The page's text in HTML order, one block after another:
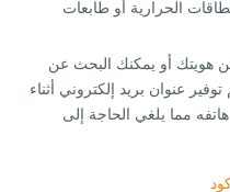
الحرارية أو طابعات
هويتك أو يمكنك البحث عن
عنوان بريد إلكتروني أثناء
مما يلغي الحاجة إلى